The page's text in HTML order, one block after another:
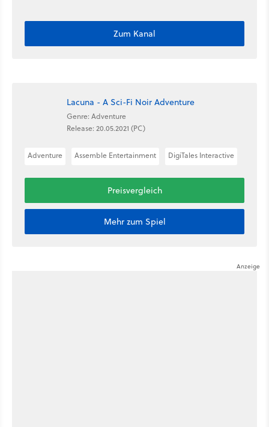
Zum Kanal
Lacuna - A Sci-Fi Noir Adventure
Genre: Adventure
Release: 20.05.2021 (PC)
Adventure Assemble Entertainment DigiTales Interactive
Preisvergleich
Mehr zum Spiel